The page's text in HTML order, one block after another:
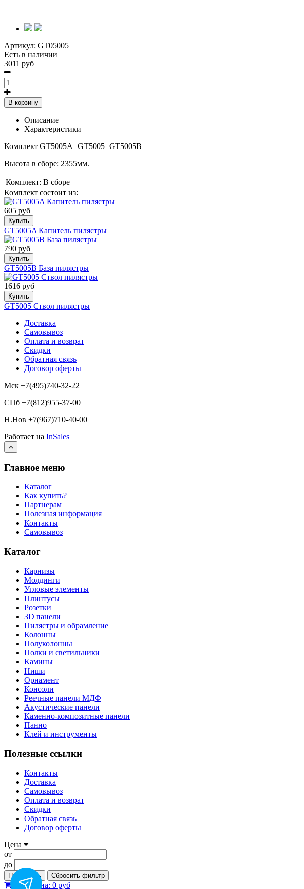
Артикул: GT05005
Есть в наличии
3011 руб
В корзину
Описание
Характеристики
Комплект GT5005A+GT5005+GT5005B
Высота в сборе: 2355мм.
Комплект: В сборе
Комплект состоит из:
605 руб
Купить
GT5005A Капитель пилястры
790 руб
Купить
GT5005B База пилястры
1616 руб
Купить
GT5005 Ствол пилястры
Доставка
Самовывоз
Оплата и возврат
Скидки
Обратная связь
Договор оферты
Мск +7(495)740-32-22
СПб +7(812)955-37-00
Н.Нов +7(967)710-40-00
Работает на InSales
Главное меню
Каталог
Как купить?
Партнерам
Полезная информация
Контакты
Самовывоз
Каталог
Карнизы
Молдинги
Угловые элементы
Плинтусы
Розетки
3D панели
Пилястры и обрамление
Колонны
Полуколонны
Полки и светильники
Камины
Ниши
Орнамент
Консоли
Реечные панели МДФ
Акустические панели
Каменно-композитные панели
Панно
Клей и инструменты
Полезные ссылки
Контакты
Доставка
Самовывоз
Оплата и возврат
Скидки
Обратная связь
Договор оферты
Цена
от
до
Применить Сбросить фильтр
0Корзина: 0 руб